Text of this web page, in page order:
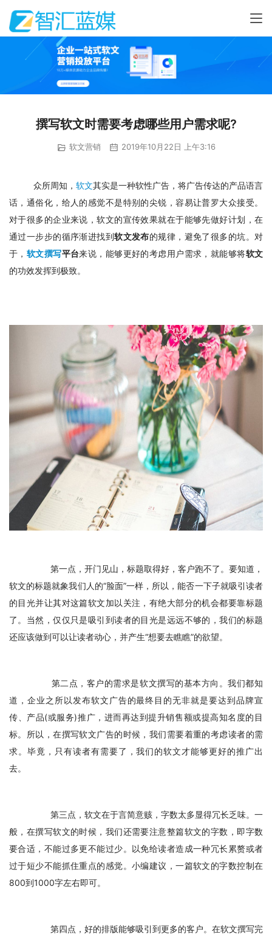
撰写软文时需要考虑哪些用户需求呢?
软文营销 2019年10月22日 上午3:16
众所周知， 软文其实是一种软性广告，将广告传达的产品语言
话，通俗化，给人的感觉不是特别的尖锐，容易让普罗大众接受。
对于很多的企业来说，软文的宣传效果就在于能够先做好计划，在
通过一步步的循序渐进找到软文发布的规律，避免了很多的坑。对
于， 软文撰写平台来说，能够更好的考虑用户需求，就能够将软文
的功效发挥到极致。
第一点，开门见山，标题取得好，客户跑不了。要知道，
软文的标题就象我们人的“脸面”一样，所以，能否一下子就吸引读者
的目光并让其对这篇软文加以关注，有绝大部分的机会都要靠标题
了。当然，仅仅只是吸引到读者的目光是远远不够的，我们的标题
还应该做到可以让读者动心，并产生“想要去瞧瞧”的欲望。
第二点，客户的需求是软文撰写的基本方向。我们都知
道，企业之所以发布软文广告的最终目的无非就是要达到品牌宣
传、产品(或服务)推广，进而再达到提升销售额或提高知名度的目
标。所以，在撰写软文广告的时候，我们需要着重的考虑读者的需
求。毕竟，只有读者有需要了，我们的软文才能够更好的推广出
去。
第三点，软文在于言简意赅，字数太多显得冗长乏味。一
般，在撰写软文的时候，我们还需要注意整篇软文的字数，即字数
要合适，不能过多更不能过少。以免给读者造成一种冗长累赘或者
过于短少不能抓住重点的感觉。小编建议，一篇软文的字数控制在
800到1000字左右即可。
第四点，好的排版能够吸引到更多的客户。在软文撰写完